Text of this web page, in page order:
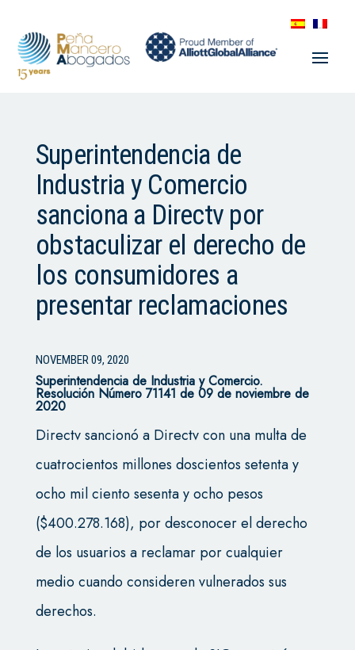
Superintendencia de
Industria y Comercio
sanciona a Directv por
obstaculizar el derecho de
los consumidores a
presentar reclamaciones
NOVEMBER 09, 2020
Superintendencia de Industria y Comercio.
Resolución Número 71141 de 09 de noviembre de
2020
Directv sancionó a Directv con una multa de
cuatrocientos millones doscientos setenta y
ocho mil ciento sesenta y ocho pesos
($400.278.168), por desconocer el derecho
de los usuarios a reclamar por cualquier
medio cuando consideren vulnerados sus
derechos.